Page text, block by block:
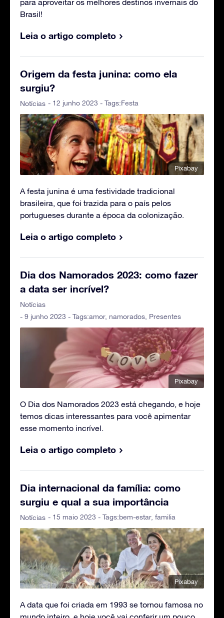
para aproveitar os melhores destinos invernais do
Brasil!
Leia o artigo completo
Origem da festa junina: como ela
surgiu?
Notícias - 12 junho 2023 - Tags:Festa
Pixabay
A festa junina é uma festividade tradicional
brasileira, que foi trazida para o país pelos
portugueses durante a época da colonização.
Leia o artigo completo
Dia dos Namorados 2023: como fazer
a data ser incrível?
Notícias
- 9 junho 2023 - Tags:amor, namorados Presentes
Pixabay
O Dia dos Namorados 2023 está chegando, e hoje
temos dicas interessantes para você apimentar
esse momento incrível.
Leia o artigo completo
Dia internacional da família: como
surgiu e qual a sua importância
Notícias - 15 maio 2023 - Tags:bem-estar, familia
Pixabay
A data que foi criada em 1993 se tornou famosa no